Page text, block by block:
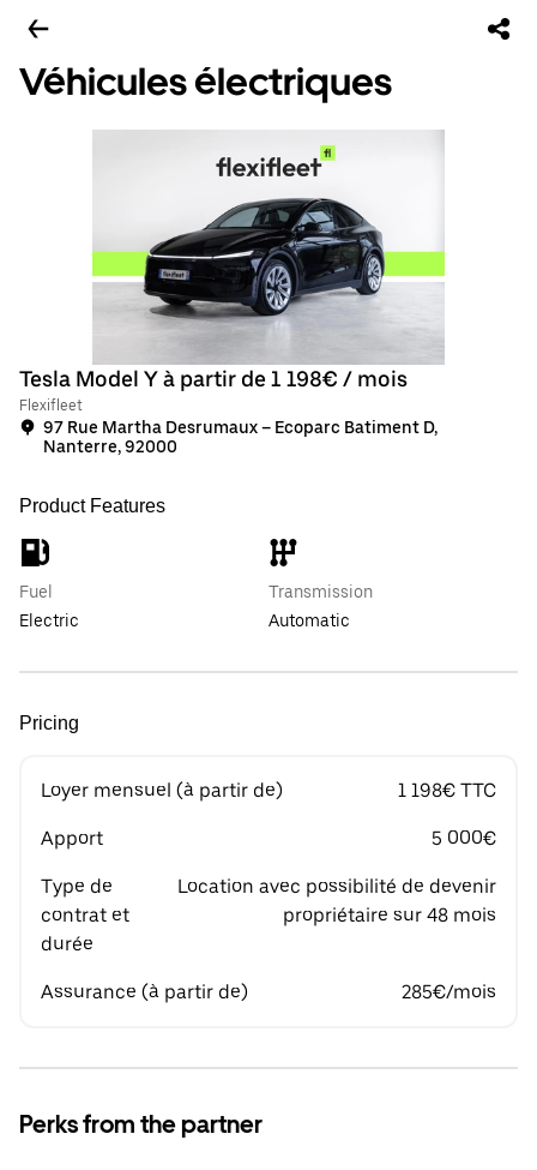
Véhicules électriques
Tesla Model Y à partir de 1 198€ / mois
Flexifleet
97 Rue Martha Desrumaux – Ecoparc Batiment D,
Nanterre, 92000
Product Features
Fuel
Electric
Transmission
Automatic
Pricing
Loyer mensuel (à partir de) 1 198€ TTC
Apport 5 000€
Type de
contrat et
durée
Location avec possibilité de devenir
propriétaire sur 48 mois
Assurance (à partir de) 285€/mois
Perks from the partner